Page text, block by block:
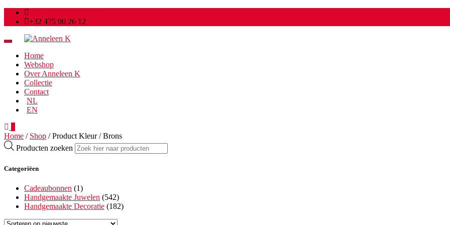
+32 475 90 26 12
Toggle
navigationHome
Webshop
Over Anneleen K
Collectie
Contact
NL
EN
Home / Shop / Product Kleur / Brons
Producten zoeken
Categoriëen
Cadeaubonnen (1)
Handgemaakte Juwelen (542)
Handgemaakte Decoratie (182)